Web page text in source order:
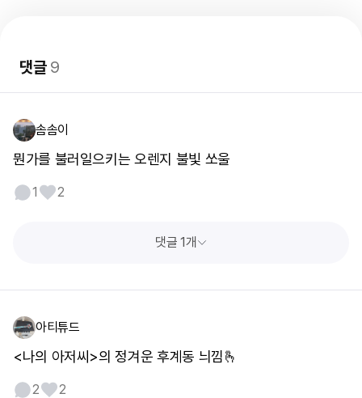
댓글9
솜솜이
뭔가를 불러일으키는 오렌지 불빛 쏘울
1 2
댓글 1개
아티튜드
<나의 아저씨>의 정겨운 후계동 늬낌🫰
2 2